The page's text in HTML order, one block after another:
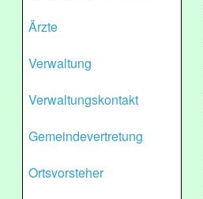
Ärzte
Verwaltung
Verwaltungskontakt
Gemeindevertretung
Ortsvorsteher